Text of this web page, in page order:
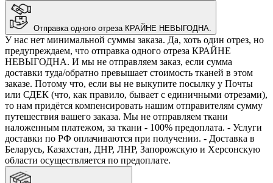
Отправка одного отреза КРАЙНЕ НЕВЫГОДНА.
У нас нет минимальной суммы заказа. Да, хоть один отрез, но
предупреждаем, что отправка одного отреза КРАЙНЕ
НЕВЫГОДНА. И мы не отправляем заказ, если сумма
доставки туда/обратно превышает стоимость тканей в этом
заказе. Потому что, если вы не выкупите посылку у Почты
или СДЕК (что, как правило, бывает с единичными отрезами),
то нам придётся компенсировать нашим отправителям сумму
путешествия вашего заказа. Мы не отправляем ткани
наложенным платежом, за ткани - 100% предоплата. - Услуги
доставки по РФ оплачиваются при получении. - Доставка в
Беларусь, Казахстан, ДНР, ЛНР, Запорожскую и Херсонскую
области осуществляется по предоплате.